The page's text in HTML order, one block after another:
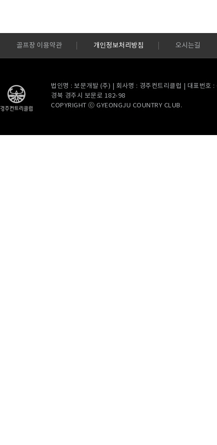
골프장 이용약관 개인정보처리방침 오시는길
법인명 : 보문개발 (주) | 회사명 : 경주컨트리클럽 | 대표번
경북 경주시 보문로 182-98
COPYRIGHT ⓒ GYEONGJU COUNTRY CLUB.